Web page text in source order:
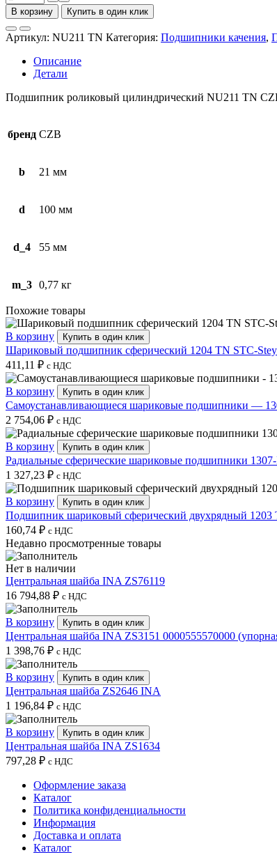
товара
Подшипник
роликовый
цилиндрический
NU211
В корзину Купить в один клик
Артикул: NU211 TN Категория: Подшипники качения,
Описание
Детали
Подшипник роликовый цилиндрический NU211 TN
бренд CZB
b 21 мм
d 100 мм
d_4 55 мм
m_3 0,77 кг
Похожие товары
В корзину Купить в один клик
Шариковый подшипник сферический 1204 TN STC-
411,11 ₽ с НДС
В корзину Купить в один клик
Самоустанавливающиеся шариковые подшипники —
2 754,06 ₽ с НДС
В корзину Купить в один клик
Радиальные сферические шариковые подшипники
1 327,23 ₽ с НДС
В корзину Купить в один клик
Подшипник шариковый сферический двухрядный 1203
160,74 ₽ с НДС
Недавно просмотренные товары
Нет в наличии
Центральная шайба INA ZS76119
16 794,88 ₽ с НДС
В корзину Купить в один клик
Центральная шайба INA ZS3151 0000555570000
1 398,76 ₽ с НДС
В корзину Купить в один клик
Центральная шайба ZS2646 INA
1 196,84 ₽ с НДС
В корзину Купить в один клик
Центральная шайба INA ZS1634
797,28 ₽ с НДС
Оформление заказа
Каталог
Политика конфиденциальности
Информация
Доставка и оплата
Каталог